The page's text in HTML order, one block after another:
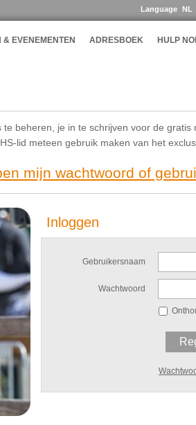
Language NL
& EVENEMENTEN ADRESBOEK HULP
beheren, je in te schrijven voor de gratis
lid meteen gebruik maken van het
mijn wachtwoord of
Inloggen
Gebruikersnaam
Wachtwoord